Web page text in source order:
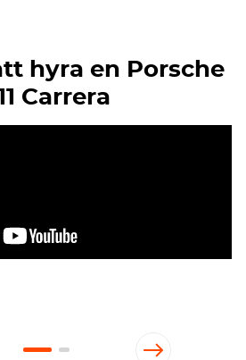
hyra en Porsche
Carrera